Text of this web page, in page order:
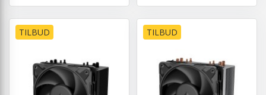
TILBUD TILBUD